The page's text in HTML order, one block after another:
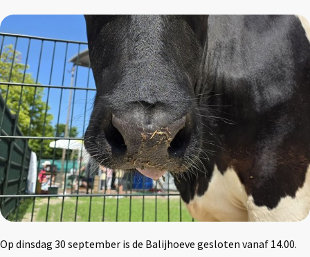
Op dinsdag 30 september is de Balijhoeve gesloten vanaf 14.00.